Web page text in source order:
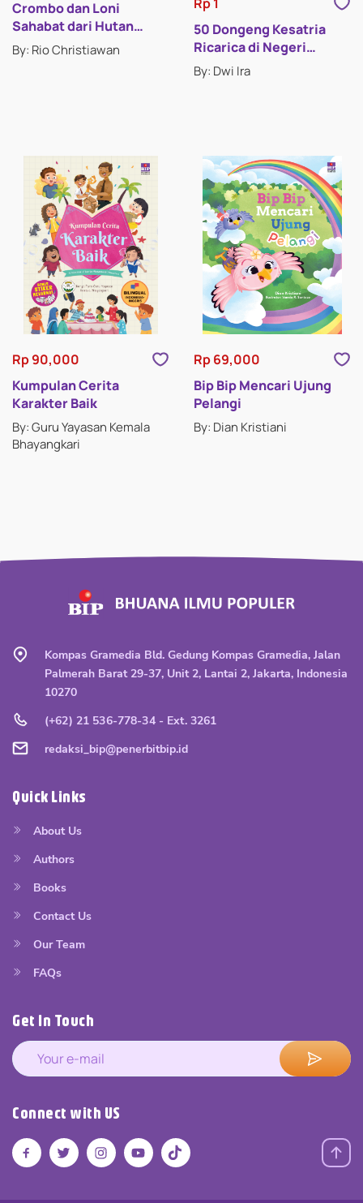
Crombo dan Loni
Sahabat dari Hutan
(Crombo and Loni
Friends from the Forest)
By: Rio Christiawan
50 Dongeng Kesatria
Ricarica di Negeri
Hahahihi
By: Dwi Ira
Rp 90,000
Kumpulan Cerita
Karakter Baik
By: Guru Yayasan Kemala
Bhayangkari
Rp 69,000
Bip Bip Mencari Ujung
Pelangi
By: Dian Kristiani
Kompas Gramedia Bld. Gedung Kompas Gramedia, Jalan
Palmerah Barat 29-37, Unit 2, Lantai 2, Jakarta, Indonesia
10270
(+62) 21 536-778-34 - Ext. 3261
redaksi_bip@penerbitbip.id
Quick Links
About Us
Authors
Books
Contact Us
Our Team
FAQs
Get In Touch
Connect with US